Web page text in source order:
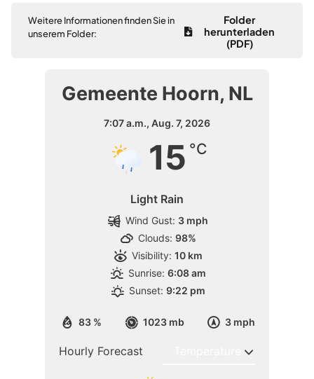
Weitere Informationen finden Sie in
unserem Folder:
Folder
herunterladen
(PDF)
Gemeente Hoorn, NL
7:07 a.m., Aug. 7, 2026
15 °C
Light Rain
83 % 1023 mb 3 mph
Wind Gust: 3 mph
Clouds: 98%
Visibility: 10 km
Sunrise: 6:08 am
Sunset: 9:22 pm
Hourly Forecast